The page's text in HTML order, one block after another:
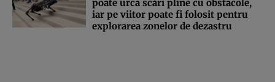
poate urca scări pline cu obstacole,
iar pe viitor poate fi folosit pentru
explorarea zonelor de dezastru